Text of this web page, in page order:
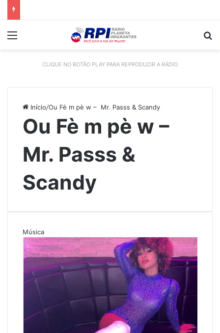
CLIQUE NO BOTÃO PLAY PARA REPRODUZIR A RÁDIO
Início/Ou Fè m pè w – Mr. Passs & Scandy
Ou Fè m pè w –
Mr. Passs &
Scandy
Música